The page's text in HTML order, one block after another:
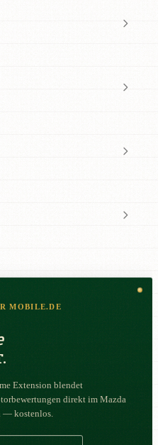
MOBILE.DE
Extension blendet
direkt im Mazda
— kostenlos.